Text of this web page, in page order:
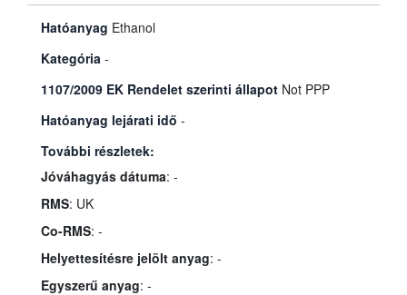
Hatóanyag Ethanol
Kategória -
1107/2009 EK Rendelet szerinti állapot Not PPP
Hatóanyag lejárati idő -
További részletek:
Jóváhagyás dátuma: -
RMS: UK
Co-RMS: -
Helyettesítésre jelölt anyag: -
Egyszerű anyag: -